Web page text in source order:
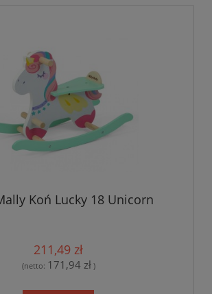
Koń Lucky 18 Unicorn
211,49 zł
(netto: 171,94 zł)